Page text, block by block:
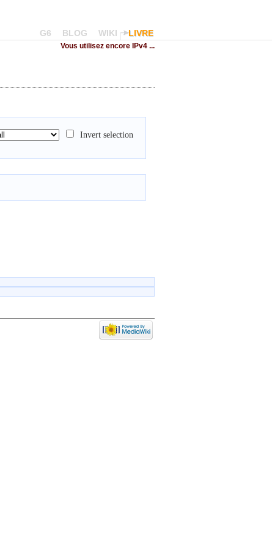
G6 BLOG WIKI LIVRE
Vous utilisez encore IPv4 ...
Invert selection